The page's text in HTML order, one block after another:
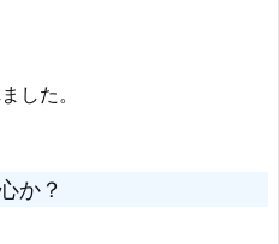
した。
か？